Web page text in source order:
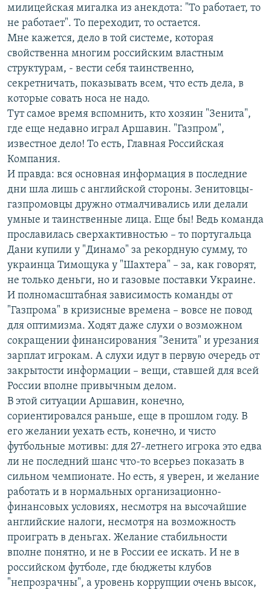
милицейская мигалка из анекдота: "То работает, то
не работает". То переходит, то остается.
Мне кажется, дело в той системе, которая
свойственна многим российским властным
структурам, - вести себя таинственно,
секретничать, показывать всем, что есть дела, в
которые совать носа не надо.
Тут самое время вспомнить, кто хозяин "Зенита",
где еще недавно играл Аршавин. "Газпром",
известное дело! То есть, Главная Российская
Компания.
И правда: вся основная информация в последние
дни шла лишь с английской стороны. Зенитовцы-
газпромовцы дружно отмалчивались или делали
умные и таинственные лица. Еще бы! Ведь команда
прославилась сверхактивностью – то португальца
Дани купили у "Динамо" за рекордную сумму, то
украинца Тимощука у "Шахтера" – за, как говорят,
не только деньги, но и газовые поставки Украине.
И полномасштабная зависимость команды от
"Газпрома" в кризисные времена – вовсе не повод
для оптимизма. Ходят даже слухи о возможном
сокращении финансирования "Зенита" и урезания
зарплат игрокам. А слухи идут в первую очередь от
закрытости информации – вещи, ставшей для всей
России вполне привычным делом.
В этой ситуации Аршавин, конечно,
сориентировался раньше, еще в прошлом году. В
его желании уехать есть, конечно, и чисто
футбольные мотивы: для 27-летнего игрока это едва
ли не последний шанс что-то всерьез показать в
сильном чемпионате. Но есть, я уверен, и желание
работать и в нормальных организационно-
финансовых условиях, несмотря на высочайшие
английские налоги, несмотря на возможность
проиграть в деньгах. Желание стабильности
вполне понятно, и не в России ее искать. И не в
российском футболе, где бюджеты клубов
"непрозрачны", а уровень коррупции очень высок,